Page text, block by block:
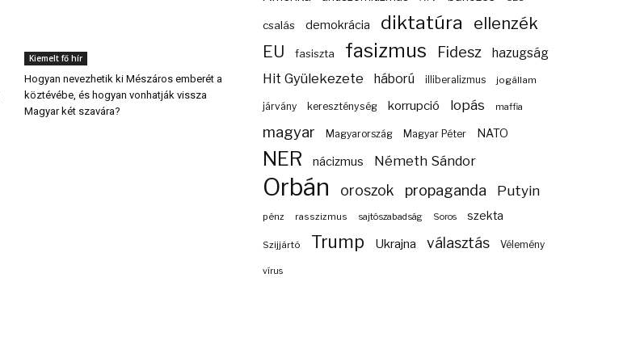
Kiemelt fő hír
Hogyan nevezhetik ki Mészáros emberét a
köztévébe, és hogyan vonhatják vissza
Magyar két szavára?
csalás demokrácia diktatúra ellenzék
EU fasiszta fasizmus Fidesz hazugság
Hit Gyülekezete háború illiberalizmus jogállam
járvány kereszténység korrupció lopás maffia
magyar Magyarország Magyar Péter NATO
NER nácizmus Németh Sándor
Orbán oroszok propaganda Putyin
pénz rasszizmus sajtószabadság Soros szekta
Szijjártó Trump Ukrajna választás Vélemény
vírus